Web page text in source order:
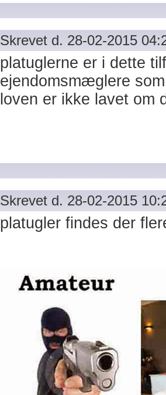
Skrevet d. 28-02-2015
platuglerne er i dette
ejendomsmæglere
loven er ikke lavet
Skrevet d. 28-02-2015
platugler findes der